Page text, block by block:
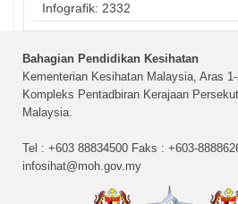
Infografik: 2332
Bahagian Pendidikan Kesihatan
Kementerian Kesihatan Malaysia, Aras
Kompleks Pentadbiran Kerajaan
Malaysia.
Tel : +603 88834500 Faks : +603-
infosihat@moh.gov.my